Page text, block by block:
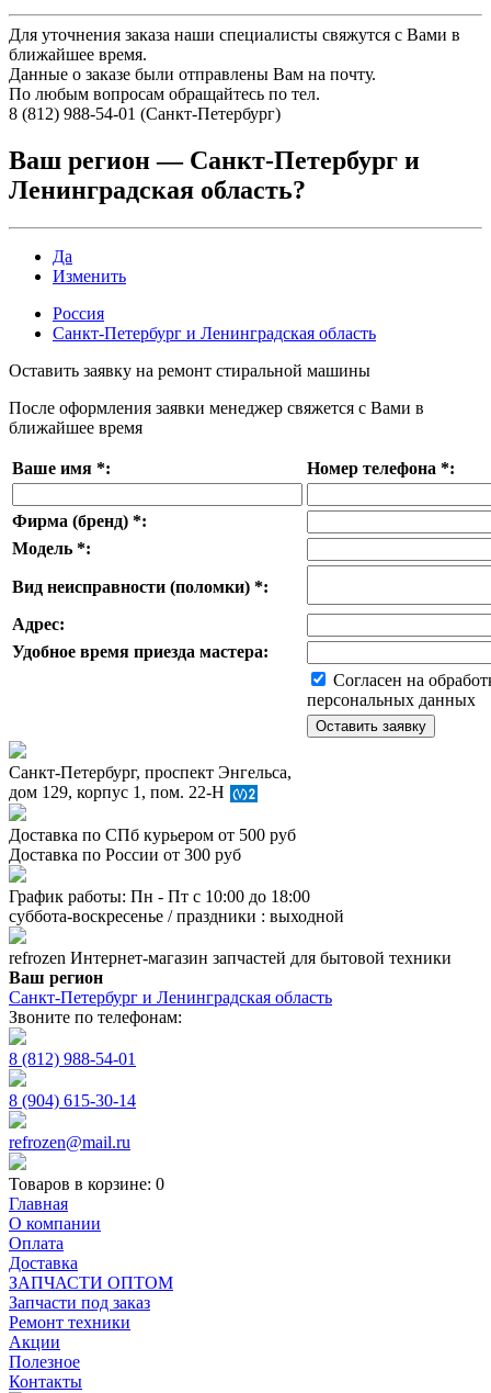
Для уточнения заказа наши специалисты свяжутся с Вами в
ближайшее время.
Данные о заказе были отправлены Вам на почту.
По любым вопросам обращайтесь по тел.
8 (812) 988-54-01 (Санкт-Петербург)
Ваш регион — Санкт-Петербург и
Ленинградская область?
Да
Изменить
Россия
Санкт-Петербург и Ленинградская область
Оставить заявку на ремонт стиральной машины
После оформления заявки менеджер свяжется с Вами в
ближайшее время
Ваше имя *: Номер телефона *:
Фирма (бренд) *:
Модель *:
Вид неисправности (поломки) *:
Адрес:
Удобное время приезда мастера:
Согласен на
персональных данных
Санкт-Петербург, проспект Энгельса,
дом 129, корпус 1, пом. 22-Н
Доставка по СПб курьером от 500 руб
Доставка по России от 300 руб
График работы: Пн - Пт с 10:00 до 18:00
суббота-воскресенье / праздники : выходной
refrozen Интернет-магазин запчастей для бытовой техники
Ваш регион
Санкт-Петербург и Ленинградская область
Звоните по телефонам:
8 (812) 988-54-01
8 (904) 615-30-14
refrozen@mail.ru
Товаров в корзине: 0
Главная
О компании
Оплата
Доставка
ЗАПЧАСТИ ОПТОМ
Запчасти под заказ
Ремонт техники
Акции
Полезное
Контакты